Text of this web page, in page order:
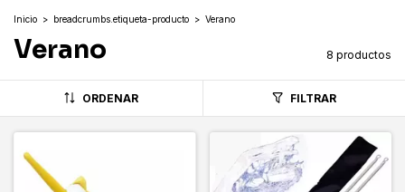
Inicio > breadcrumbs.etiqueta-producto > Verano
Verano 8 productos
ORDENAR FILTRAR